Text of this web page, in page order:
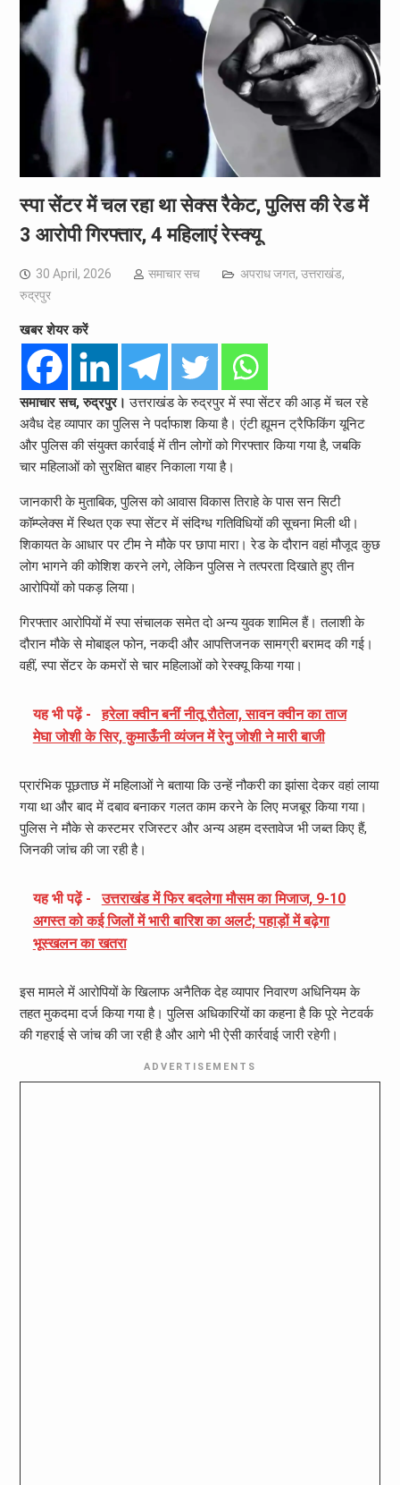
स्पा सेंटर में चल रहा था सेक्स रैकेट, पुलिस की रेड में
3 आरोपी गिरफ्तार, 4 महिलाएं रेस्क्यू
30 April, 2026 समाचार सच अपराध जगत, उत्तराखंड,
रुद्रपुर
खबर शेयर करें
समाचार सच, रुद्रपुर। उत्तराखंड के रुद्रपुर में स्पा सेंटर की आड़ में चल रहे
अवैध देह व्यापार का पुलिस ने पर्दाफाश किया है। एंटी ह्यूमन ट्रैफिकिंग यूनिट
और पुलिस की संयुक्त कार्रवाई में तीन लोगों को गिरफ्तार किया गया है, जबकि
चार महिलाओं को सुरक्षित बाहर निकाला गया है।
जानकारी के मुताबिक, पुलिस को आवास विकास तिराहे के पास सन सिटी
कॉम्प्लेक्स में स्थित एक स्पा सेंटर में संदिग्ध गतिविधियों की सूचना मिली थी।
शिकायत के आधार पर टीम ने मौके पर छापा मारा। रेड के दौरान वहां मौजूद कुछ
लोग भागने की कोशिश करने लगे, लेकिन पुलिस ने तत्परता दिखाते हुए तीन
आरोपियों को पकड़ लिया।
गिरफ्तार आरोपियों में स्पा संचालक समेत दो अन्य युवक शामिल हैं। तलाशी के
दौरान मौके से मोबाइल फोन, नकदी और आपत्तिजनक सामग्री बरामद की गई।
वहीं, स्पा सेंटर के कमरों से चार महिलाओं को रेस्क्यू किया गया।
यह भी पढ़ें -
हरेला क्वीन बनीं नीतू रौतेला, सावन क्वीन का ताज
मेघा जोशी के सिर, कुमाऊँनी व्यंजन में रेनु जोशी ने मारी बाजी
प्रारंभिक पूछताछ में महिलाओं ने बताया कि उन्हें नौकरी का झांसा देकर वहां लाया
गया था और बाद में दबाव बनाकर गलत काम करने के लिए मजबूर किया गया।
पुलिस ने मौके से कस्टमर रजिस्टर और अन्य अहम दस्तावेज भी जब्त किए हैं,
जिनकी जांच की जा रही है।
यह भी पढ़ें -
उत्तराखंड में फिर बदलेगा मौसम का मिजाज, 9-10
अगस्त को कई जिलों में भारी बारिश का अलर्ट; पहाड़ों में बढ़ेगा
भूस्खलन का खतरा
इस मामले में आरोपियों के खिलाफ अनैतिक देह व्यापार निवारण अधिनियम के
तहत मुकदमा दर्ज किया गया है। पुलिस अधिकारियों का कहना है कि पूरे नेटवर्क
की गहराई से जांच की जा रही है और आगे भी ऐसी कार्रवाई जारी रहेगी।
ADVERTISEMENTS